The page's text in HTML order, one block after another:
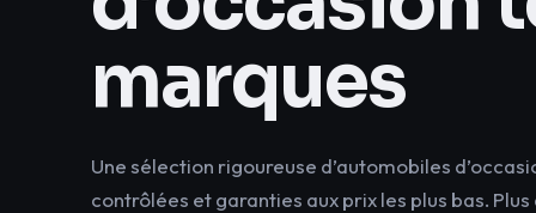
marques
Une sélection rigoureuse d’automobiles
contrôlées et garanties aux prix les plus bas. Plus